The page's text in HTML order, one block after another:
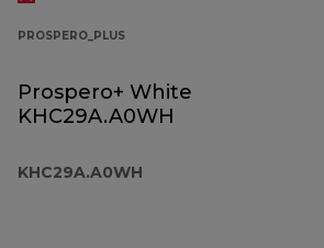
PROSPERO_PLUS
Prospero+ White
KHC29A.A0WH
KHC29A.A0WH